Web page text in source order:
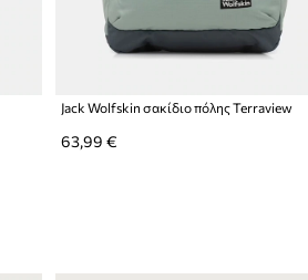
Jack Wolfskin σακίδιο πόλης Terraview
63,99 €